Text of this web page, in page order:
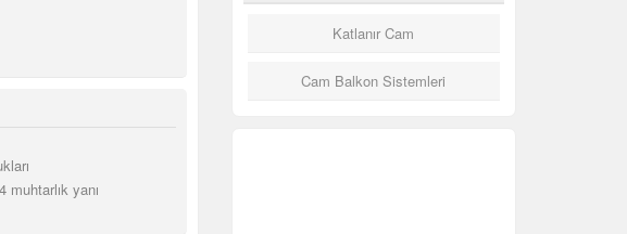
yanı
Katlanır Cam
Cam Balkon Sistemleri